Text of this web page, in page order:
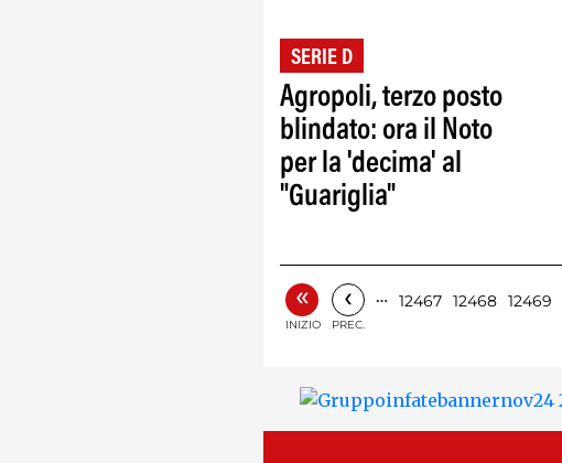
SERIE D
Agropoli, terzo posto
blindato: ora il Noto
per la 'decima' al
"Guariglia"
«
INIZIO
‹
PREC.
… 12467 12468 12469